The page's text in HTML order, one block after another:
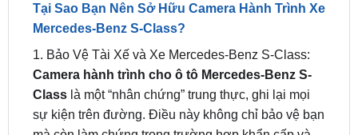
1. Bảo Vệ Tài Xế và Xe Mercedes-Benz S-Class:
Camera hành trình cho ô tô Mercedes-Benz S-
Class là một “nhân chứng” trung thực, ghi lại mọi
sự kiện trên đường. Điều này không chỉ bảo vệ bạn
mà còn làm chứng trong trường hợp khẩn cấp và
tranh chấp với bảo hiểm.